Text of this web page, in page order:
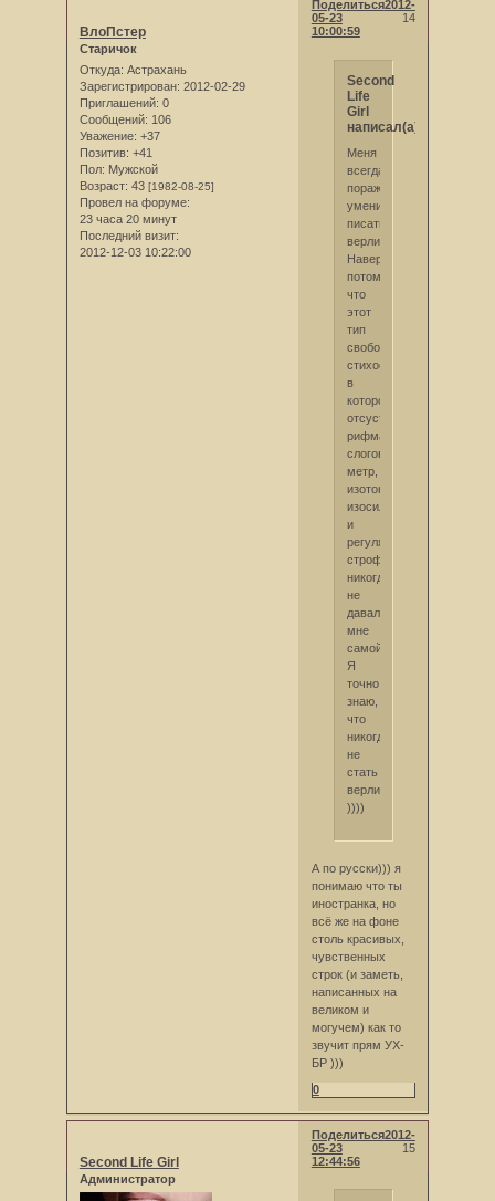
Поделиться
14
2012-
05-23
10:00:59
ВлоПстер
Старичок
Откуда: Астрахань
Зарегистрирован: 2012-02-29
Приглашений: 0
Сообщений: 106
Уважение: +37
Позитив: +41
Пол: Мужской
Возраст: 43 [1982-08-25]
Провел на форуме:
23 часа 20 минут
Последний визит:
2012-12-03 10:22:00
Second
Life
Girl
написал(а):
Меня
всегда
поражает
умение
писать
верлибром.
Наверное
потому,
что
этот
тип
свободного
стихосложения,
в
котором
отсуствует
рифма,
слоговой
метр,
изотония,
изосиллабизм
и
регулярная
строфика,
никогда
не
давался
мне
самой.
Я
точно
знаю,
что
никогда
не
стать
верлибристом.
))))
А по русски))) я
понимаю что ты
иностранка, но
всё же на фоне
столь красивых,
чувственных
строк (и заметь,
написанных на
великом и
могучем) как то
звучит прям УХ-
БР )))
0
Поделиться
15
2012-
05-23
12:44:56
Second Life Girl
Администратор